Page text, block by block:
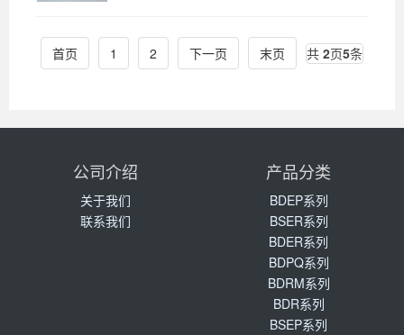
首页 1 2 下一页 末页 共 2页5条
公司介绍
关于我们
联系我们
产品分类
BDEP系列
BSER系列
BDER系列
BDPQ系列
BDRM系列
BDR系列
BSEP系列